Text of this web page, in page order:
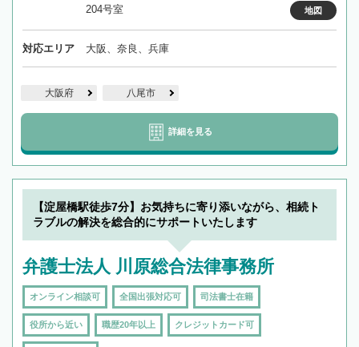
204号室
地図
対応エリア 大阪、奈良、兵庫
大阪府 八尾市
詳細を見る
【淀屋橋駅徒歩7分】お気持ちに寄り添いながら、相続ト
ラブルの解決を総合的にサポートいたします
弁護士法人 川原総合法律事務所
オンライン相談可 全国出張対応可 司法書士在籍
役所から近い 職歴20年以上 クレジットカード可